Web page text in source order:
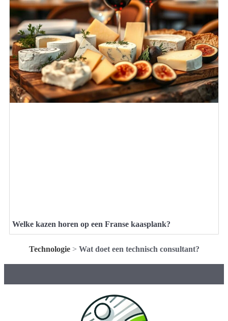
Welke kazen horen op een Franse kaasplank?
Technologie> Wat doet een technisch consultant?